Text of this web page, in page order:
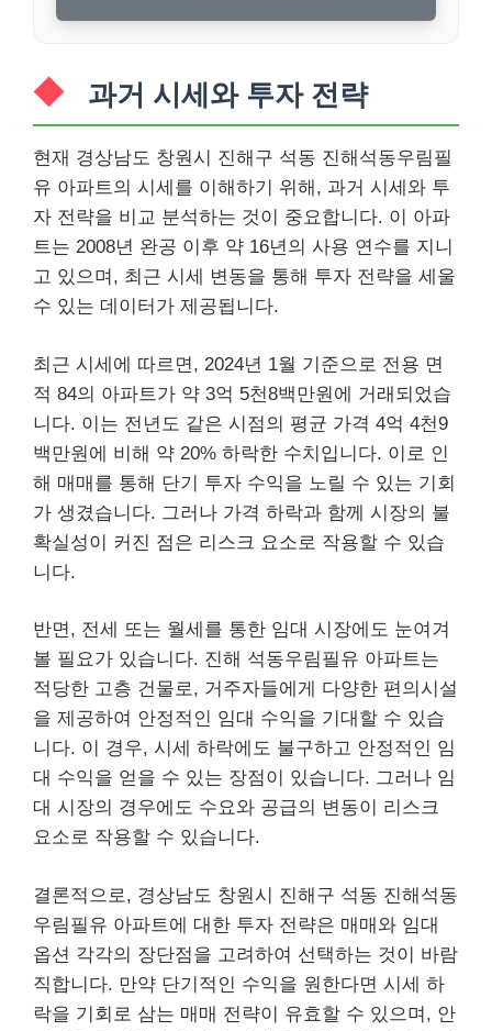
과거 시세와 투자 전략
현재 경상남도 창원시 진해구 석동 진해석동우림필
유 아파트의 시세를 이해하기 위해, 과거 시세와 투
자 전략을 비교 분석하는 것이 중요합니다. 이 아파
트는 2008년 완공 이후 약 16년의 사용 연수를 지니
고 있으며, 최근 시세 변동을 통해 투자 전략을 세울
수 있는 데이터가 제공됩니다.
최근 시세에 따르면, 2024년 1월 기준으로 전용 면
적 84의 아파트가 약 3억 5천8백만원에 거래되었습
니다. 이는 전년도 같은 시점의 평균 가격 4억 4천9
백만원에 비해 약 20% 하락한 수치입니다. 이로 인
해 매매를 통해 단기 투자 수익을 노릴 수 있는 기회
가 생겼습니다. 그러나 가격 하락과 함께 시장의 불
확실성이 커진 점은 리스크 요소로 작용할 수 있습
니다.
반면, 전세 또는 월세를 통한 임대 시장에도 눈여겨
볼 필요가 있습니다. 진해 석동우림필유 아파트는
적당한 고층 건물로, 거주자들에게 다양한 편의시설
을 제공하여 안정적인 임대 수익을 기대할 수 있습
니다. 이 경우, 시세 하락에도 불구하고 안정적인 임
대 수익을 얻을 수 있는 장점이 있습니다. 그러나 임
대 시장의 경우에도 수요와 공급의 변동이 리스크
요소로 작용할 수 있습니다.
결론적으로, 경상남도 창원시 진해구 석동 진해석동
우림필유 아파트에 대한 투자 전략은 매매와 임대
옵션 각각의 장단점을 고려하여 선택하는 것이 바람
직합니다. 만약 단기적인 수익을 원한다면 시세 하
락을 기회로 삼는 매매 전략이 유효할 수 있으며, 안